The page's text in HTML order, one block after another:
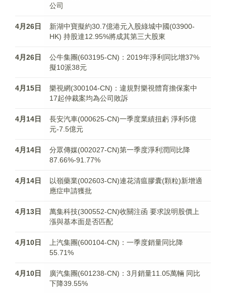
公司
4月26日
新湖中寶擬約30.7億港元入股綠城中國(03900-
HK) 持股達12.95%將成其第三大股東
4月26日
公牛集團(603195-CN)：2019年淨利同比增37%
擬10派38元
4月15日
樂視網(300104-CN)：違規對樂視體育擔保案中
17起仲裁案均為公司敗訴
4月14日
長安汽車(000625-CN)一季度業績扭虧 淨利5億
元-7.5億元
4月14日
分眾傳媒(002027-CN)第一季度淨利潤同比降
87.66%-91.77%
4月14日
以嶺藥業(002603-CN)連花清瘟膠囊(顆粒)新增適
應症申請獲批
4月13日
萬集科技(300552-CN)收關注函 要求說明股價上
漲與基本面是否匹配
4月10日
上汽集團(600104-CN)：一季度銷量同比降
55.71%
4月10日
廣汽集團(601238-CN)：3月銷量11.05萬輛 同比
下降39.55%